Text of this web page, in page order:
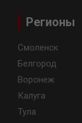
Регионы
Смоленск
Белгород
Воронеж
Калуга
Тула